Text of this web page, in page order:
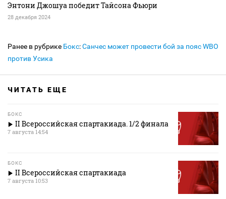
Энтони Джошуа победит Тайсона Фьюри
28 декабря 2024
Ранее в рубрике Бокс:Санчес может провести бой за пояс WBO
против Усика
ЧИТАТЬ ЕЩЕ
БОКС
II Всероссийская спартакиада. 1/2 финала
7 августа 14:54
БОКС
II Всероссийская спартакиада
7 августа 10:53